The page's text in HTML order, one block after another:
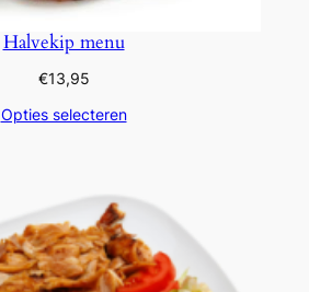
Halvekip menu
€13,95
Opties selecteren